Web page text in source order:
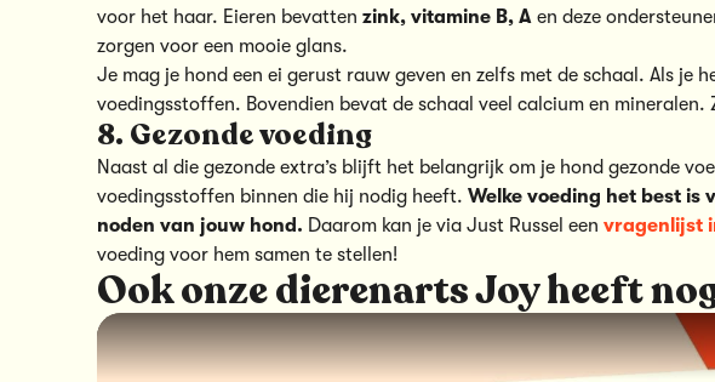
voor het haar. Eieren bevatten zink, vitamine B, A en deze
zorgen voor een mooie glans.
Je mag je hond een ei gerust rauw geven en zelfs met de schaal. Als je
voedingsstoffen. Bovendien bevat de schaal veel calcium en mineralen.
8. Gezonde voeding
Naast al die gezonde extra’s blijft het belangrijk om je hond gezonde
voedingsstoffen binnen die hij nodig heeft. Welke voeding het best is
noden van jouw hond. Daarom kan je via Just Russel een vragenlijst
voeding voor hem samen te stellen!
Ook onze dierenarts Joy heeft